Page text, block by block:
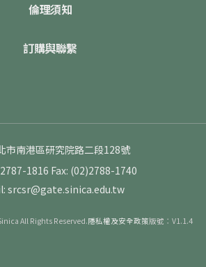
倫理須知
訂購與聯繫
市南港區研究院路二段128號
1816 Fax: (02)2788-1740
srcsr@gate.sinica.edu.tw
All Rights Reserved.隱私權及安全政策版號：V1.1.4